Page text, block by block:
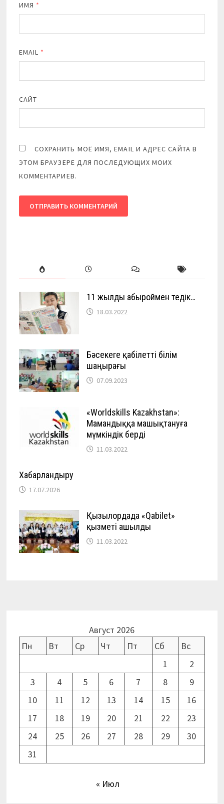
ИМЯ *
EMAIL *
САЙТ
СОХРАНИТЬ МОЁ ИМЯ, EMAIL И АДРЕС САЙТА В
ЭТОМ БРАУЗЕРЕ ДЛЯ ПОСЛЕДУЮЩИХ МОИХ
КОММЕНТАРИЕВ.
11 жылды абыроймен өтедік…
18.03.2022
Бәсекеге қабілетті білім
шаңырағы
07.09.2023
«Worldskills Kazakhstan»:
Мамандыққа машықтануға
мүмкіндік берді
11.03.2022
Хабарландыру
17.07.2026
Қызылордада «Qabilet»
қызметі ашылды
11.03.2022
Август 2026
Пн
Вт Ср Чт Пт Сб
Вс
1
2
3
4 5 6 7 8
9
10
11 12 13 14 15
16
17
18 19 20 21 22
23
24
25 26 27 28 29
30
31
« Июл